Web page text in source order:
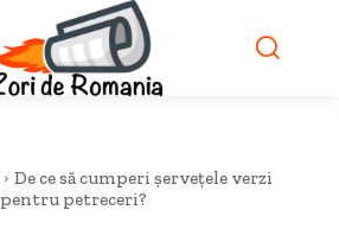
De ce să cumperi șervețele verzi
pentru petreceri?